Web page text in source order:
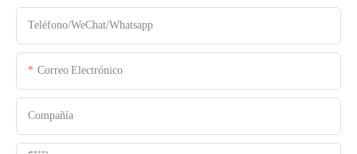
Teléfono/WeChat/Whatsapp
Correo Electrónico
Compañía